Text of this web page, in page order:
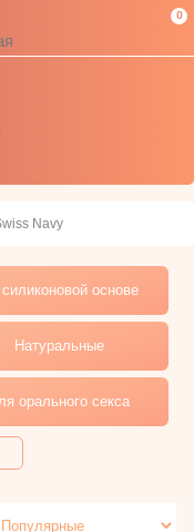
0
Navy
основе
Натуральные
орального секса
согревающие